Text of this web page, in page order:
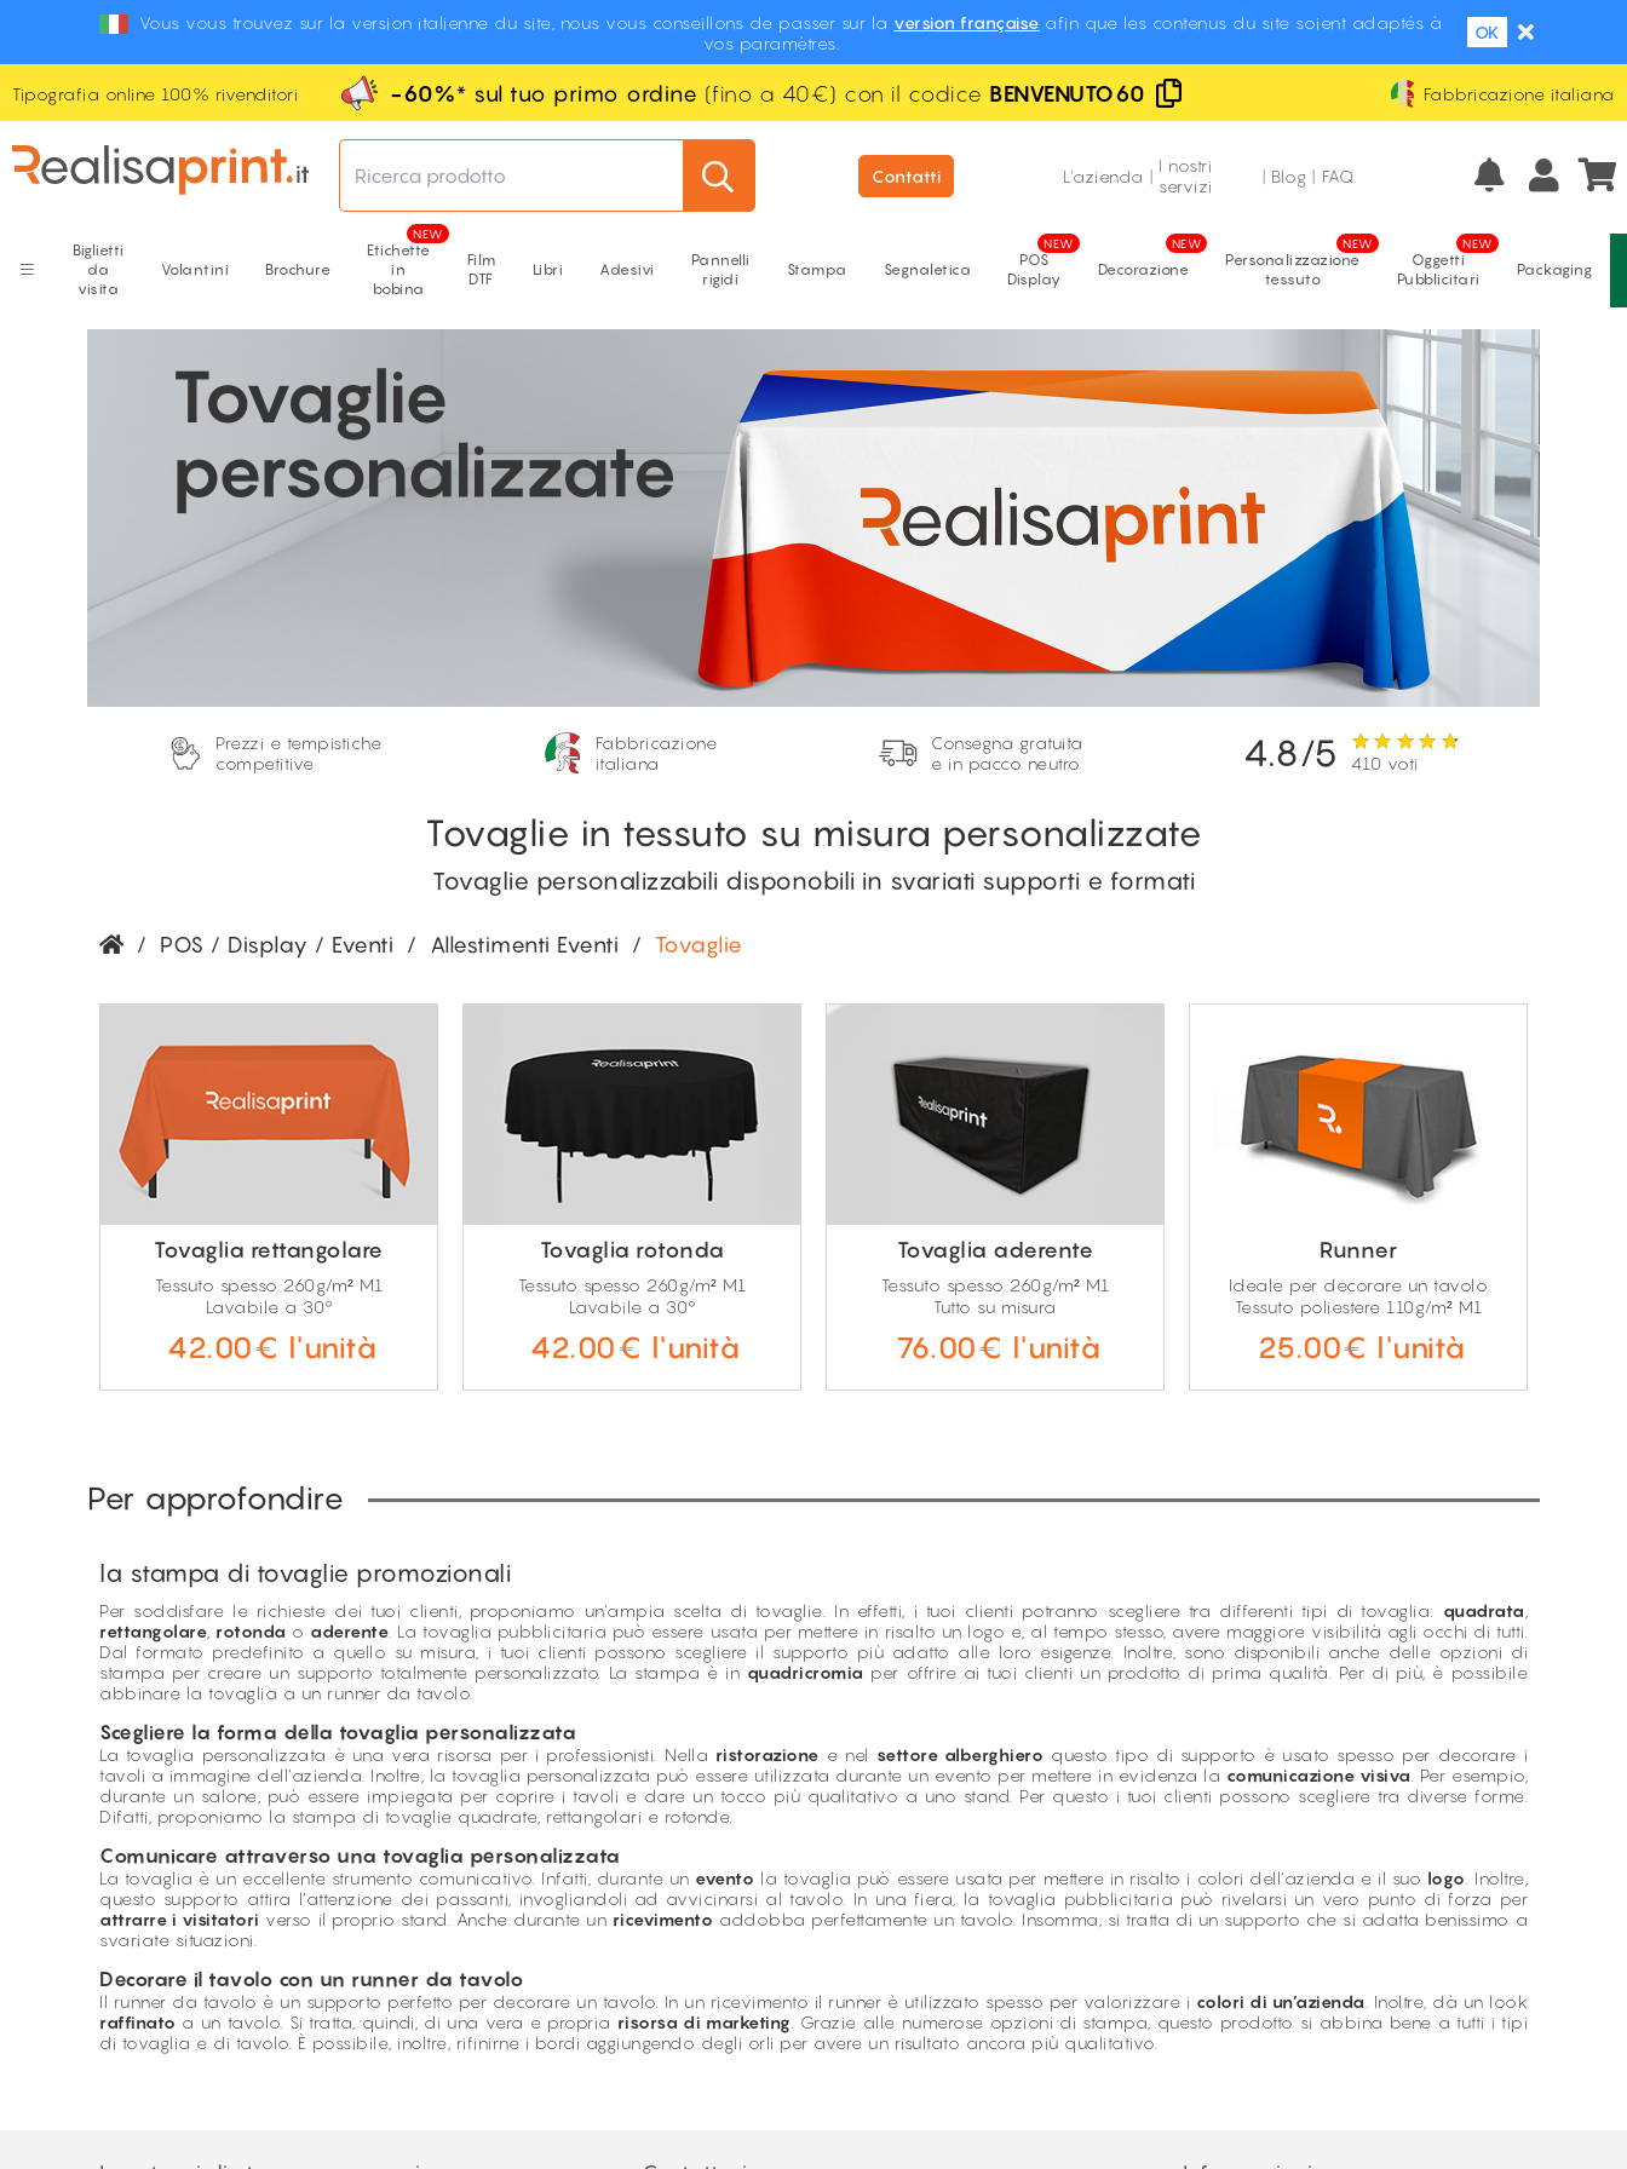
Vous vous trouvez sur la version italienne du site, nous vous conseillons de passer sur la version française afin que les contenus du site soient adaptés à
vos paramètres.
OK
Tipografia online 100% rivenditori -60%* sul tuo primo ordine (fino a 40€) con il codice BENVENUTO60
Fabbricazione italiana
Prezzi più bassi d'Italia
Eccellente recensioni verificate
Ricerca prodotto Contatti L'azienda | I nostri
servizi
| Blog | FAQ
Biglietti
da
visita
Volantini Brochure
Etichette
in
bobina
Film
DTF
Libri Adesivi
Pannelli
rigidi
Stampa Segnaletica
POS
Display
Decorazione
Personalizzazione
tessuto
Oggetti
Pubblicitari
Packaging
Prezzi e tempistiche
competitive
Fabbricazione
italiana
Consegna gratuita
e in pacco neutro
4.8/5 410 voti
Tovaglie in tessuto su misura personalizzate
Tovaglie personalizzabili disponobili in svariati supporti e formati
/ POS / Display / Eventi / Allestimenti Eventi / Tovaglie
Tovaglia rettangolare
Tessuto spesso 260g/m² M1
Lavabile a 30°
42.00€ l'unità
Tovaglia rotonda
Tessuto spesso 260g/m² M1
Lavabile a 30°
42.00€ l'unità
Tovaglia aderente
Tessuto spesso 260g/m² M1
Tutto su misura
76.00€ l'unità
Runner
Ideale per decorare un tavolo
Tessuto poliestere 110g/m² M1
25.00€ l'unità
Per approfondire
la stampa di tovaglie promozionali
Per soddisfare le richieste dei tuoi clienti, proponiamo un’ampia scelta di tovaglie. In effetti, i tuoi clienti potranno scegliere tra differenti tipi di tovaglia: quadrata
rettangolare rotonda o aderente . La tovaglia pubblicitaria può essere usata per mettere in risalto un logo e, al tempo stesso, avere maggiore visibilità agli occhi di tutti.
Dal formato predefinito a quello su misura, i tuoi clienti possono scegliere il supporto più adatto alle loro esigenze. Inoltre, sono disponibili anche delle opzioni di
stampa per creare un supporto totalmente personalizzato. La stampa è in quadricromia per offrire ai tuoi clienti un prodotto di prima qualità. Per di più, è possibile
abbinare la tovaglia a un runner da tavolo.
Scegliere la forma della tovaglia personalizzata
La tovaglia personalizzata è una vera risorsa per i professionisti. Nella ristorazione e nel settore alberghiero questo tipo di supporto è usato spesso per decorare i
tavoli a immagine dell’azienda. Inoltre, la tovaglia personalizzata può essere utilizzata durante un evento per mettere in evidenza la comunicazione visiva . Per esempio,
durante un salone, può essere impiegata per coprire i tavoli e dare un tocco più qualitativo a uno stand. Per questo i tuoi clienti possono scegliere tra diverse forme.
Difatti, proponiamo la stampa di tovaglie quadrate, rettangolari e rotonde.
Comunicare attraverso una tovaglia personalizzata
La tovaglia è un eccellente strumento comunicativo. Infatti, durante un evento la tovaglia può essere usata per mettere in risalto i colori dell’azienda e il suo logo . Inoltre,
questo supporto attira l’attenzione dei passanti, invogliandoli ad avvicinarsi al tavolo. In una fiera, la tovaglia pubblicitaria può rivelarsi un vero punto di forza per
attrarre i visitatori verso il proprio stand. Anche durante un ricevimento addobba perfettamente un tavolo. Insomma, si tratta di un supporto che si adatta benissimo a
svariate situazioni.
Decorare il tavolo con un runner da tavolo
Il runner da tavolo è un supporto perfetto per decorare un tavolo. In un ricevimento il runner è utilizzato spesso per valorizzare i colori di un’azienda . Inoltre, dà un look
raffinato a un tavolo. Si tratta, quindi, di una vera e propria risorsa di marketing . Grazie alle numerose opzioni di stampa, questo prodotto si abbina bene a tutti i tipi
di tovaglia e di tavolo. È possibile, inoltre, rifinirne i bordi aggiungendo degli orli per avere un risultato ancora più qualitativo.